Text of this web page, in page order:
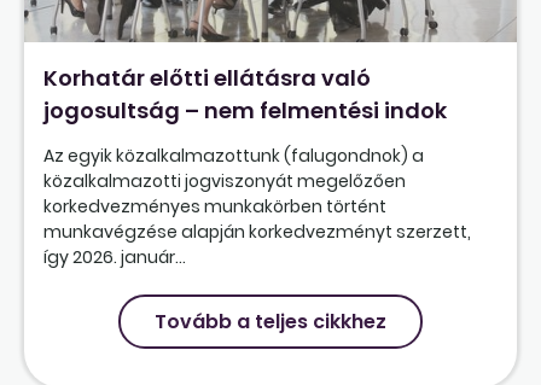
Korhatár előtti ellátásra való
jogosultság – nem felmentési indok
Az egyik közalkalmazottunk (falugondnok) a
közalkalmazotti jogviszonyát megelőzően
korkedvezményes munkakörben történt
munkavégzése alapján korkedvezményt szerzett,
így 2026. január...
Tovább a teljes cikkhez